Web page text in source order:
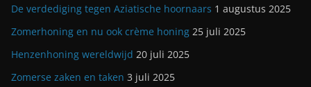
De verdediging tegen Aziatische hoornaars 1 augustus 2025
Zomerhoning en nu ook crème honing 25 juli 2025
Henzenhoning wereldwijd 20 juli 2025
Zomerse zaken en taken 3 juli 2025